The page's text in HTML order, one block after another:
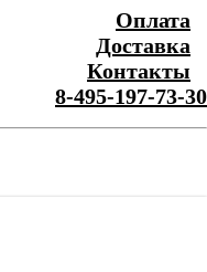
Оплата
Доставка
Контакты
8-495-197-73-30